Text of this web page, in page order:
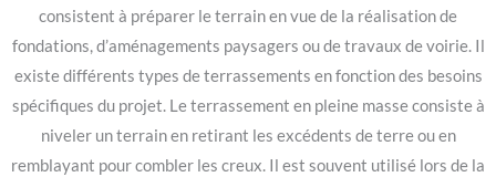
consistent à préparer le terrain en vue de la réalisation de
fondations, d’aménagements paysagers ou de travaux de voirie. Il
existe différents types de terrassements en fonction des besoins
spécifiques du projet. Le terrassement en pleine masse consiste à
niveler un terrain en retirant les excédents de terre ou en
remblayant pour combler les creux. Il est souvent utilisé lors de la